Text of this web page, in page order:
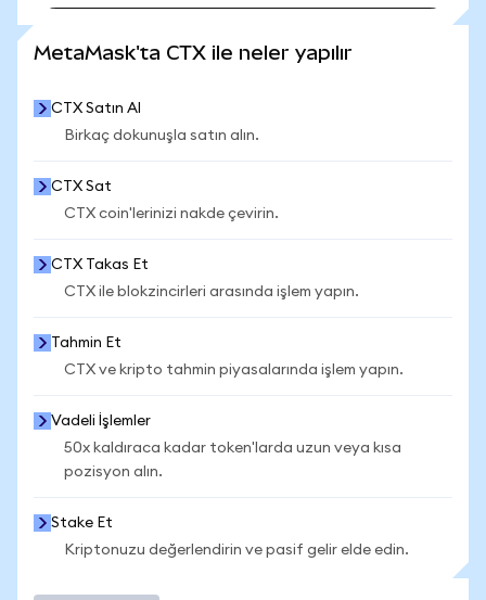
MetaMask'ta CTX ile neler yapılır
CTX Satın Al
Birkaç dokunuşla satın alın.
CTX Sat
CTX coin'lerinizi nakde çevirin.
CTX Takas Et
CTX ile blokzincirleri arasında işlem yapın.
Tahmin Et
CTX ve kripto tahmin piyasalarında işlem yapın.
Vadeli İşlemler
50x kaldıraca kadar token'larda uzun veya kısa
pozisyon alın.
Stake Et
Kriptonuzu değerlendirin ve pasif gelir elde edin.